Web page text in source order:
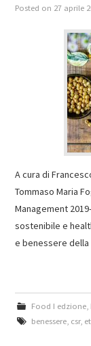
Posted on 27 aprile
A cura di
Tommaso Maria
Management
sostenibile e
e benessere
Food I edzione,
benessere, csr,